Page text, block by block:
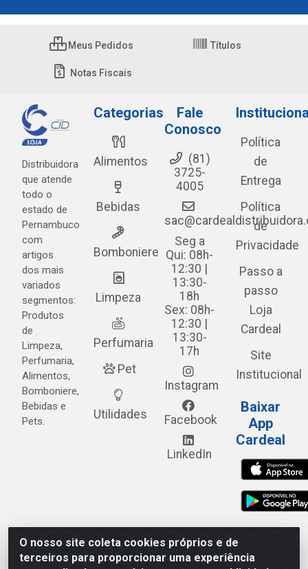
O nosso site coleta cookies próprios e de
terceiros para proporcionar uma experiência
Meus Pedidos Títulos
Notas Fiscais
Distribuidora
que atende
todo o
estado de
Pernambuco
com
artigos
dos mais
variados
segmentos:
Produtos
de
Limpeza,
Perfumaria,
Alimentos,
Bomboniere,
Bebidas e
Pets.
Categorias
Alimentos
Bebidas
Bomboniere
Limpeza
Perfumaria
Pet
Utilidades
Fale
Conosco
(81)
3725-
4005
Seg a
Qui: 08h-
12:30 |
13:30-
18h
Sex: 08h-
12:30 |
13:30-
17h
Instagram
Facebook
LinkedIn
Política
de
Entrega
Política
de
Privacidade
Passo a
passo
Loja
Cardeal
Site
Institucional
Baixar
App
Cardeal
Cardeal Distribuidora - Estrada Alto do Moura, 582 - Alto
do Moura - Caruaru/PE - CEP 55.040-120 - CNPJ